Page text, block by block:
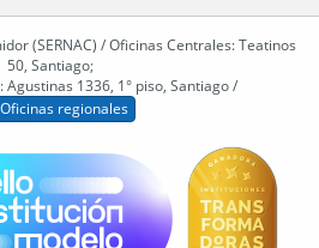
(SERNAC) / Oficinas Centrales: Teatinos
50, Santiago;
Agustinas 1336, 1° piso, Santiago /
regionales